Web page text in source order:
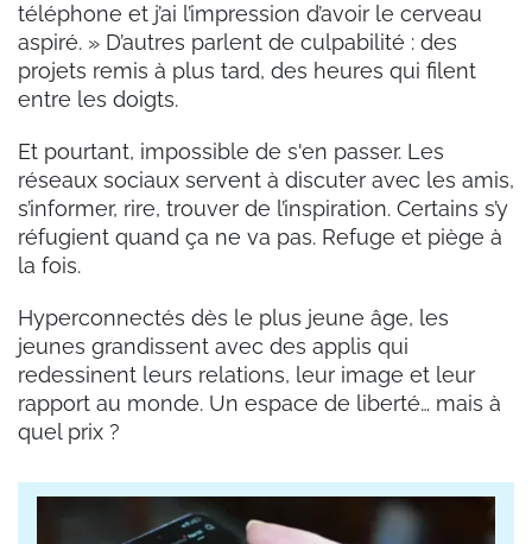
téléphone et j’ai l’impression d’avoir le cerveau
aspiré. » D’autres parlent de culpabilité : des
projets remis à plus tard, des heures qui filent
entre les doigts.
Et pourtant, impossible de s'en passer. Les
réseaux sociaux servent à discuter avec les amis,
s’informer, rire, trouver de l’inspiration. Certains s’y
réfugient quand ça ne va pas. Refuge et piège à
la fois.
Hyperconnectés dès le plus jeune âge, les
jeunes grandissent avec des applis qui
redessinent leurs relations, leur image et leur
rapport au monde. Un espace de liberté… mais à
quel prix ?